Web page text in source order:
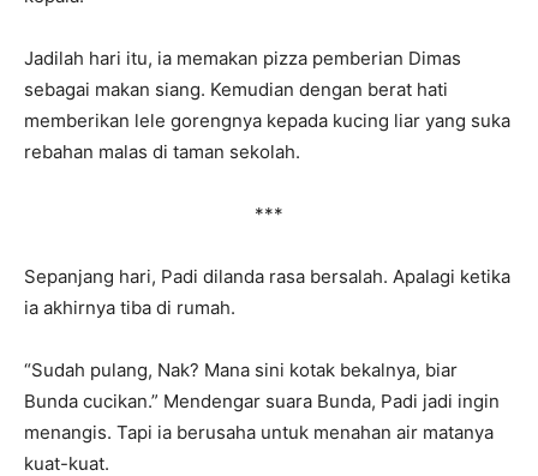
Jadilah hari itu, ia memakan pizza pemberian Dimas
sebagai makan siang. Kemudian dengan berat hati
memberikan lele gorengnya kepada kucing liar yang suka
rebahan malas di taman sekolah.
***
Sepanjang hari, Padi dilanda rasa bersalah. Apalagi ketika
ia akhirnya tiba di rumah.
“Sudah pulang, Nak? Mana sini kotak bekalnya, biar
Bunda cucikan.” Mendengar suara Bunda, Padi jadi ingin
menangis. Tapi ia berusaha untuk menahan air matanya
kuat-kuat.